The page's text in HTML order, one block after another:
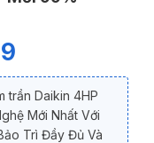
trần Daikin 4HP
Mới Nhất Với
Trì Đầy Đủ Và